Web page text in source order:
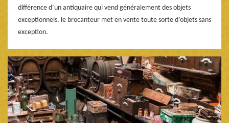
différence d’un antiquaire qui vend généralement des objets
exceptionnels, le brocanteur met en vente toute sorte d’objets sans
exception.